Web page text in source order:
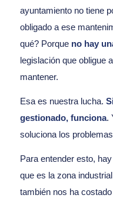
ayuntamiento no tiene
obligado a ese
qué? Porque no hay
legislación que obligue
mantener.
Esa es nuestra lucha.
gestionado, funciona.
soluciona los
Para entender esto,
que es la zona
también nos ha